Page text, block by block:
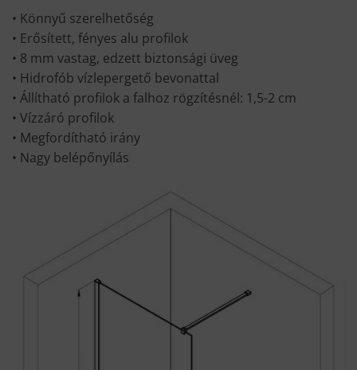
• Könnyű szerelhetőség
• Erősített, fényes alu profilok
• 8 mm vastag, edzett biztonsági üveg
• Hidrofób vízlepergető bevonattal
• Állítható profilok a falhoz rögzítésnél: 1,5-2 cm
• Vízzáró profilok
• Megfordítható irány
• Nagy belépőnyílás